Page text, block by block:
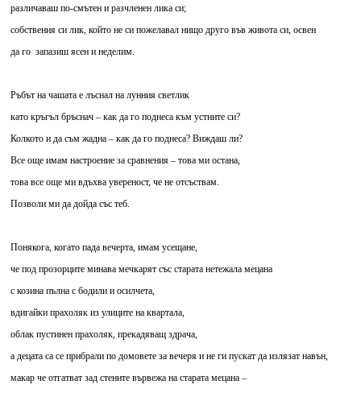
различаваш по-смътен и разчленен лика си;
собствения си лик, който не си пожелавал нищо друго във живота си, освен
да го запазиш ясен и неделим.
Ръбът на чашата е лъснал на лунния светлик
като кръгъл бръснач – как да го поднеса към устните си?
Колкото и да съм жадна – как да го поднеса? Виждаш ли?
Все още имам настроение за сравнения – това ми остана,
това все още ми вдъхва увереност, че не отсъствам.
Позволи ми да дойда със теб.
Понякога, когато пада вечерта, имам усещане,
че под прозорците минава мечкарят със старата нетежала мецана
с козина пълна с бодили и осилчета,
вдигайки прахоляк из улиците на квартала,
облак пустинен прахоляк, прекадяващ здрача,
а децата са се прибрали по домовете за вечеря и не ги пускат да излязат навън,
макар че отгатват зад стените вървежа на старата мецана –